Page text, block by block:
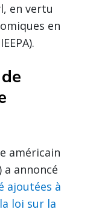
en vertu
en
américain
a annoncé
ajoutées à
loi sur la